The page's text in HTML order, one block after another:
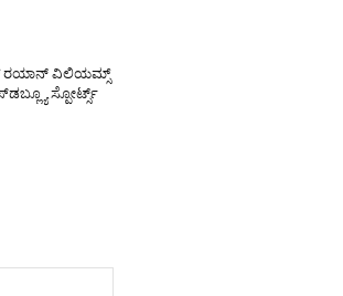
ರಯಾನ್ ವಿಲಿಯಮ್ಸ್
ಸ್ಪೋರ್ಟ್ಸ್